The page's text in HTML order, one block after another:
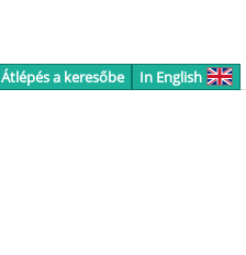
Átlépés a keresőbe In English